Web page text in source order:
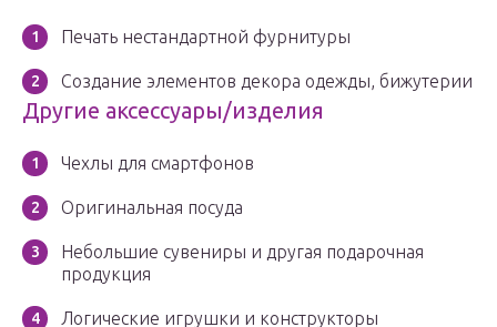
Печать нестандартной фурнитуры
Создание элементов декора одежды, бижутерии
Другие аксессуары/изделия
Чехлы для смартфонов
Оригинальная посуда
Небольшие сувениры и другая подарочная
продукция
Логические игрушки и конструкторы